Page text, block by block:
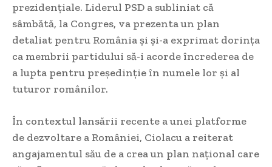
prezidențiale. Liderul PSD a subliniat că
sâmbătă, la Congres, va prezenta un plan
detaliat pentru România și și-a exprimat dorința
ca membrii partidului să-i acorde încrederea de
a lupta pentru președinție în numele lor și al
tuturor românilor.
În contextul lansării recente a unei platforme
de dezvoltare a României, Ciolacu a reiterat
angajamentul său de a crea un plan național care